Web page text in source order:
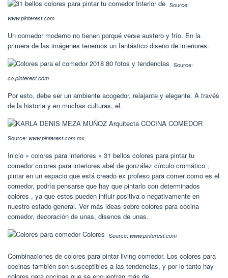
Source:
www.pinterest.com
Un comedor moderno no tienen porqué verse austero y frío. En la
primera de las imágenes tenemos un fantástico diseño de interiores.
Source:
co.pinterest.com
Por esto, debe ser un ambiente acogedor, relajante y elegante. A través
de la historia y en muchas culturas, el.
Source: www.pinterest.com.mx
Inicio » colores para interiores » 31 bellos colores para pintar tu
comedor colores para interiores abel de gonzález círculo cromático ,
pintar en un espacio que está creado ex profeso para comer como es el
comedor, podría pensarse que hay que pintarlo con determinados
colores , ya que estos pueden influir positiva o negativamente en
nuestro estado general. Ver más ideas sobre colores para cocina
comedor, decoración de unas, disenos de unas.
Source: www.pinterest.com
Combinaciones de colores para pintar living comedor. Los colores para
cocinas también son susceptibles a las tendencias, y por lo tanto hay
colores para cocinas que se encuentran más de.